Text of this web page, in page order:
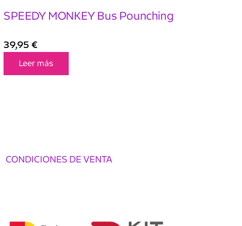
SPEEDY MONKEY Bus Pounching
39,95 €
Leer más
CONDICIONES DE VENTA